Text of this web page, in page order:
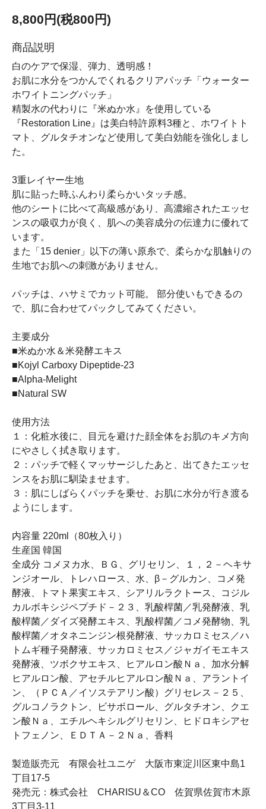
8,800円(税800円)
商品説明
白のケアで保湿、弾力、透明感！
お肌に水分をつかんでくれるクリアパッチ「ウォーター
ホワイトニングパッチ」
精製水の代わりに『米ぬか水』を使用している
『Restoration Line』は美白特許原料3種と、ホワイトト
マト、グルタチオンなど使用して美白効能を強化しまし
た。
3重レイヤー生地
肌に貼った時ふんわり柔らかいタッチ感。
他のシートに比べて高級感があり、高濃縮されたエッセ
ンスの吸収力が良く、肌への美容成分の伝達力に優れて
います。
また「15 denier」以下の薄い原糸で、柔らかな肌触りの
生地でお肌への刺激がありません。
パッチは、ハサミでカット可能。 部分使いもできるの
で、肌に合わせてパックしてみてください。
主要成分
■米ぬか水＆米発酵エキス
■Kojyl Carboxy Dipeptide-23
■Alpha-Melight
■Natural SW
使用方法
１：化粧水後に、目元を避けた顔全体をお肌のキメ方向
にやさしく拭き取ります。
２：パッチで軽くマッサージしたあと、出てきたエッセ
ンスをお肌に馴染ませます。
３：肌にしばらくパッチを乗せ、お肌に水分が行き渡る
ようにします。
内容量 220ml（80枚入り）
生産国 韓国
全成分 コメヌカ水、ＢＧ、グリセリン、１，２－ヘキサ
ンジオール、トレハロース、水、β－グルカン、コメ発
酵液、トマト果実エキス、シアリルラクトース、コジル
カルボキシジペプチド－２３、乳酸桿菌／乳発酵液、乳
酸桿菌／ダイズ発酵エキス、乳酸桿菌／コメ発酵物、乳
酸桿菌／オタネニンジン根発酵液、サッカロミセス／ハ
トムギ種子発酵液、サッカロミセス／ジャガイモエキス
発酵液、ツボクサエキス、ヒアルロン酸Ｎａ、加水分解
ヒアルロン酸、アセチルヒアルロン酸Ｎａ、アラントイ
ン、（ＰＣＡ／イソステアリン酸）グリセレス－２５、
グルコノラクトン、ビサボロール、グルタチオン、クエ
ン酸Ｎａ、エチルヘキシルグリセリン、ヒドロキシアセ
トフェノン、ＥＤＴＡ－２Ｎａ、香料
製造販売元 有限会社ユニゲ 大阪市東淀川区東中島1
丁目17-5
発売元：株式会社 CHARISU＆CO 佐賀県佐賀市木原
3丁目3-11